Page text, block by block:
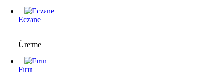
Eczane
Üretme
Fırın